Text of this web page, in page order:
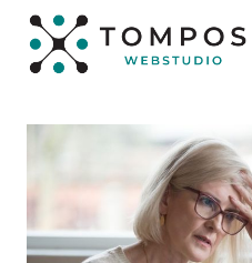
Skip
content